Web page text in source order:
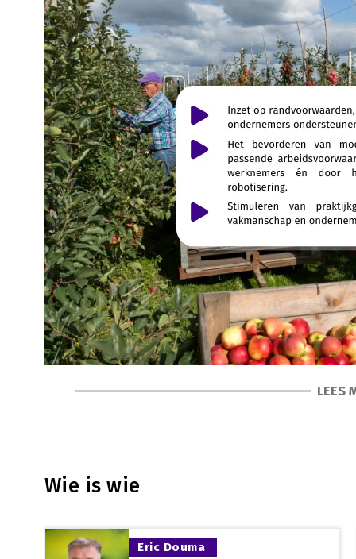
LEES
werkgevers werk aan evenzoveel uitzendkrachten.
weersomstandigheden. Tijdens deze pieken zijn in een
Wie is wie
Eric Douma